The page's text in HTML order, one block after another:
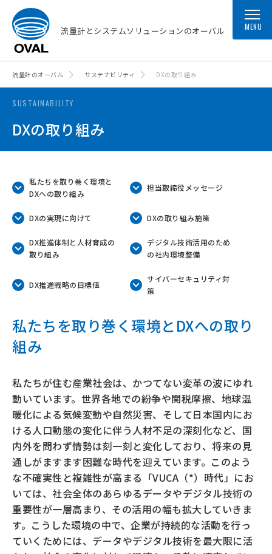
流量計とシステムソリューションのオーバル MENU
流量計のオーバル サステナビリティ DXの取り組み
SUSTAINABILITY
DXの取り組み
私たちを取り巻く環境と
DXへの取り組み
担当取締役メッセージ
DXの実現に向けて DXの取り組み施策
DX推進体制と人材育成の
取り組み
デジタル技術活用のため
の社内環境整備
DX推進戦略の目標値
サイバーセキュリティ対
策
私たちを取り巻く環境とDXへの取り
組み
私たちが住む産業社会は、かつてない変革の波にゆれ
動いています。世界各地での紛争や関税摩擦、地球温
暖化による気候変動や自然災害、そして日本国内にお
ける人口動態の変化に伴う人材不足の深刻化など、国
内外を問わず情勢は刻一刻と変化しており、将来の見
通しがますます困難な時代を迎えています。このよう
な不確実性と複雑性が高まる「VUCA（*）時代」にお
いては、社会全体のあらゆるデータやデジタル技術の
重要性が一層高まり、その活用の幅も拡大していきま
す。こうした環境の中で、企業が持続的な活動を行っ
ていくためには、データやデジタル技術を最大限に活